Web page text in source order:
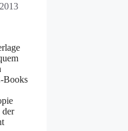
Books
der